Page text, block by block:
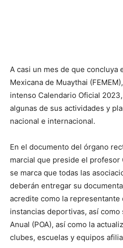
A casi un mes de que concluya
Mexicana de Muaythai
intenso Calendario Oficial
algunas de sus actividades y
nacional e internacional.
En el documento del órgano
marcial que preside el profesor
se marca que todas las
deberán entregar su
acredite como la representante
instancias deportivas, así como
Anual (POA), así como la
clubes, escuelas y equipos